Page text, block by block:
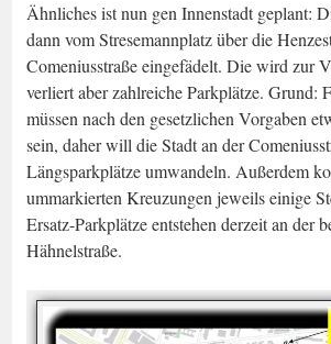
Ähnliches ist nun gen Innenstadt geplant:
dann vom Stresemannplatz über die
Comeniusstraße eingefädelt. Die wird zur
verliert aber zahlreiche Parkplätze. Grund:
müssen nach den gesetzlichen Vorgaben
sein, daher will die Stadt an der
Längsparkplätze umwandeln. Außerdem
ummarkierten Kreuzungen jeweils einige
Ersatz-Parkplätze entstehen derzeit an der
Hähnelstraße.